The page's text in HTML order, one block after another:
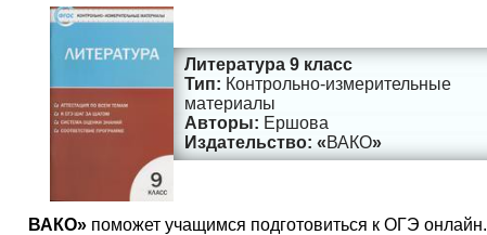
Литература 9 класс
Контрольно-измерительные
материалы
Ершова
ВАКО
ВАКО» поможет учащимся подготовиться к ОГЭ онлайн.